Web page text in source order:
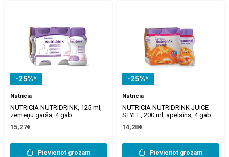
-25%*
Nutricia
NUTRICIA NUTRIDRINK, 125 ml,
zemeņu garša, 4 gab.
15,27€
Pievienot grozam
-25%*
Nutricia
NUTRICIA NUTRIDRINK JUICE
STYLE, 200 ml, apelsīns, 4 gab.
14,28€
Pievienot grozam